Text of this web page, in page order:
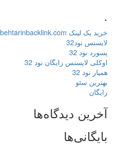
خرید بک لینک behtarinbacklink.com
لایسنس نود32
پسورد نود 32
اوکلی لایسنس رایگان نود 32
همیار نود 32
بهترین سئو
رایگان
آخرین دیدگاه‌ها
بایگانی‌ها